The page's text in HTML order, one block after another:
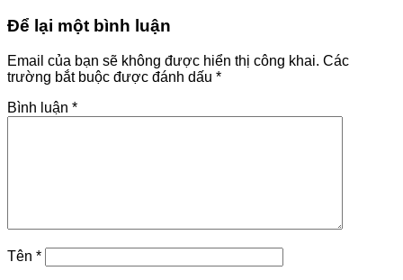
Để lại một bình luận
Email của bạn sẽ không được hiển thị công khai. Các
trường bắt buộc được đánh dấu *
Bình luận *
Tên *